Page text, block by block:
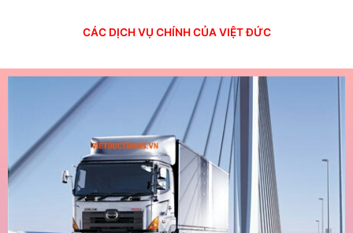
CÁC DỊCH VỤ CHÍNH CỦA VIỆT ĐỨC